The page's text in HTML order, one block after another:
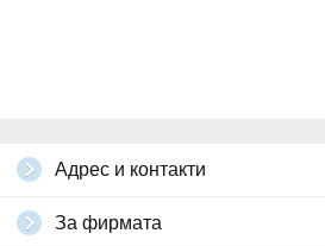
Адрес и контакти
За фирмата